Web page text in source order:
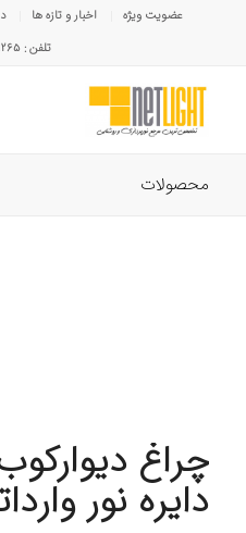
عضویت ویژه اخبار و تازه ها
تلفن : ۳۲۱۹۲۶۵-۰۹۲۱
محصولات
چراغ
دایره نور